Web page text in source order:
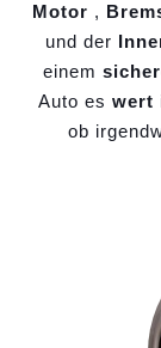
Motor ,
und der
einem
Auto es wert
ob